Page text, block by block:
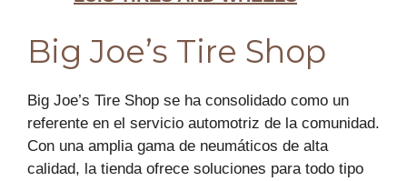
Big Joe’s Tire Shop
Big Joe’s Tire Shop se ha consolidado como un
referente en el servicio automotriz de la comunidad.
Con una amplia gama de neumáticos de alta
calidad, la tienda ofrece soluciones para todo tipo